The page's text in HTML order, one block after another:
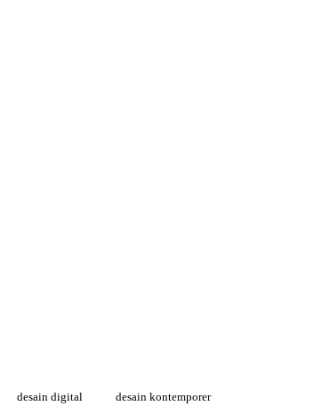
desain digital desain kontemporer